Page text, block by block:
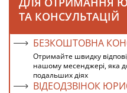
ТА КОНСУЛЬТАЦІЙ
БЕЗКОШТОВНА
Отримайте швидку
нашому месенджері, яка
подальших діях
ВІДЕОДЗВІНОК